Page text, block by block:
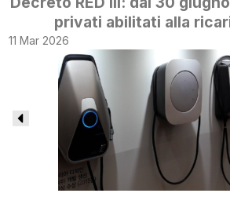
privati abilitati alla
11 Mar 2026